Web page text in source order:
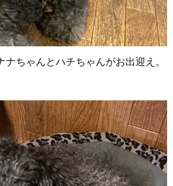
ナちゃんとハチちゃんがお出迎え。